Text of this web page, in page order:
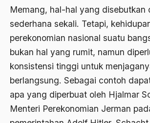
Memang, hal-hal yang disebutkan
sederhana sekali. Tetapi,
perekonomian nasional suatu
bukan hal yang rumit, namun
konsistensi tinggi untuk
berlangsung. Sebagai contoh
apa yang diperbuat oleh Hjalmar
Menteri Perekonomian Jerman
Agus Miftah
Ahimsa
ahli fikih
Ahli Ilmu Agama